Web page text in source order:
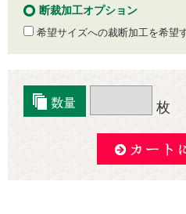
断裁加工オプション
希望サイズへの裁断加工を希望
枚